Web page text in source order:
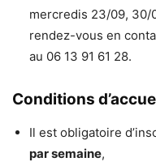
mercredis 23/09, 30/
rendez-vous en
au 06 13 91 61 28.
Conditions
Il est obligatoire
par semaine,